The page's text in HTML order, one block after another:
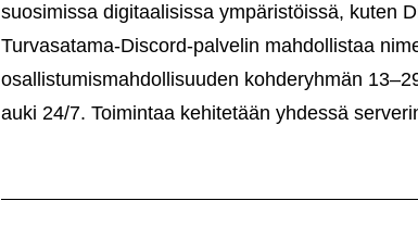
suosimissa digitaalisissa ympäristöissä, kuten
Turvasatama-Discord-palvelin mahdollistaa
osallistumismahdollisuuden kohderyhmän
auki 24/7. Toimintaa kehitetään yhdessä